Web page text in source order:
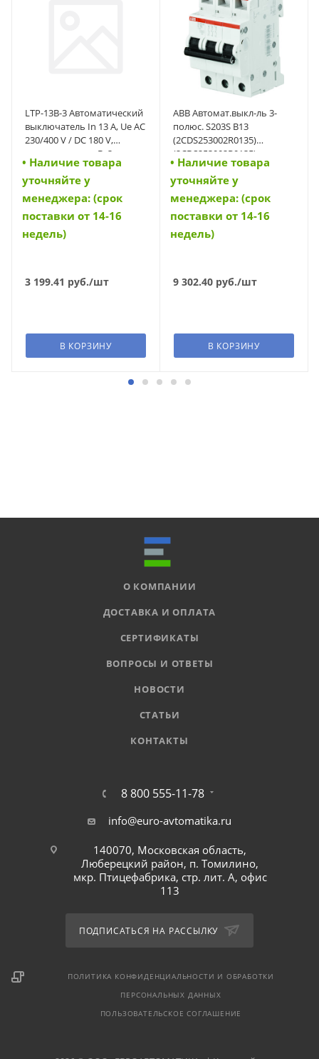
LTP-13B-3 Автоматический
выключатель In 13 A, Ue AC
230/400 V / DC 180 V,
характеристика B, 3-полюс,
Icn 6 kA (42242)
• Наличие товара
уточняйте у
менеджера: (срок
поставки от 14-16
недель)
3 199.41 руб./шт
В КОРЗИНУ
ABB Автомат.выкл-ль 3-
полюс. S203S B13
(2CDS253002R0135)
(2CDS253002R0135)
• Наличие товара
уточняйте у
менеджера: (срок
поставки от 14-16
недель)
9 302.40 руб./шт
В КОРЗИНУ
О КОМПАНИИ
ДОСТАВКА И ОПЛАТА
СЕРТИФИКАТЫ
ВОПРОСЫ И ОТВЕТЫ
НОВОСТИ
СТАТЬИ
КОНТАКТЫ
8 800 555-11-78
info@euro-avtomatika.ru
140070, Московская область,
Люберецкий район, п. Томилино,
мкр. Птицефабрика, стр. лит. А, офис
113
ПОДПИСАТЬСЯ НА РАССЫЛКУ
ПОЛИТИКА КОНФИДЕНЦИАЛЬНОСТИ И ОБРАБОТКИ
ПЕРСОНАЛЬНЫХ ДАННЫХ
ПОЛЬЗОВАТЕЛЬСКОЕ СОГЛАШЕНИЕ